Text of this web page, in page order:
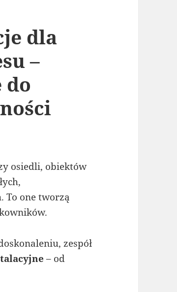
dla
–
do
osiedli, obiektów
To one tworzą
zespół
– od